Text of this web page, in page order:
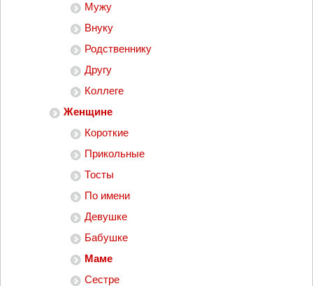
Мужу
Внуку
Родственнику
Другу
Коллеге
Женщине
Короткие
Прикольные
Тосты
По имени
Девушке
Бабушке
Маме
Сестре